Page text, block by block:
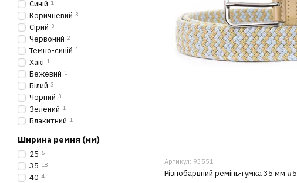
Артикул: 93551
Різнобарвний ремінь-гумка 35 мм #5
Синій 1
Коричневий 3
Сірий 3
Червоний 2
Темно-синій 1
Хакі 1
Бежевий 1
Білий 3
Чорний 3
Зелений 1
Блакитний 1
Ширина ремня (мм)
25 6
35 18
40 4